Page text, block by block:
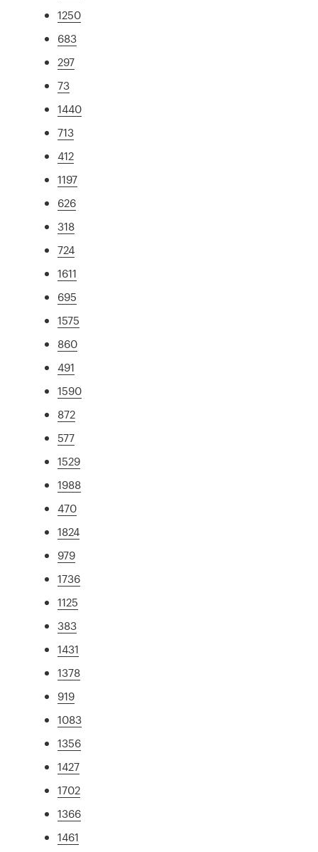
1250
683
297
73
1440
713
412
1197
626
318
724
1611
695
1575
860
491
1590
872
577
1529
1988
470
1824
979
1736
1125
383
1431
1378
919
1083
1356
1427
1702
1366
1461